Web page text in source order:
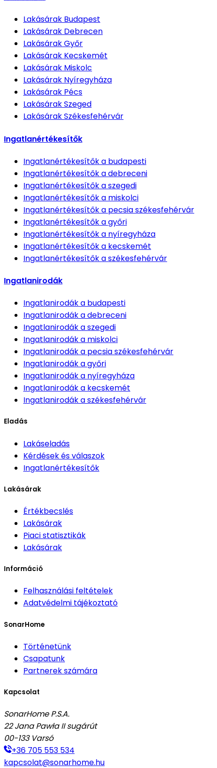
Lakásárak Budapest
Lakásárak Debrecen
LakásárakGyőr
Lakásárak Kecskemét
Lakásárak Miskolc
Lakásárak Nyíregyháza
Lakásárak Pécs
LakásárakSzeged
LakásárakSzékesfehérvár
Ingatlanértékesítők
Ingatlanértékesítőka budapesti
Ingatlanértékesítőka debreceni
Ingatlanértékesítőka szegedi
Ingatlanértékesítőka miskolci
Ingatlanértékesítőka pecsia székesfehérvár
Ingatlanértékesítőka győri
Ingatlanértékesítőka nyíregyháza
Ingatlanértékesítőka kecskemét
Ingatlanértékesítőka székesfehérvár
Ingatlanirodák
Ingatlanirodáka budapesti
Ingatlanirodáka debreceni
Ingatlanirodáka szegedi
Ingatlanirodáka miskolci
Ingatlanirodáka pecsia székesfehérvár
Ingatlanirodáka győri
Ingatlanirodáka nyíregyháza
Ingatlanirodáka kecskemét
Ingatlanirodáka székesfehérvár
Eladás
Lakáseladás
Kérdések és válaszok
Ingatlanértékesítők
Lakásárak
Értékbecslés
Lakásárak
Piaci statisztikák
Lakásárak
Információ
Felhasználási feltételek
Adatvédelmi tájékoztató
SonarHome
Történetünk
Csapatunk
Partnerek számára
Kapcsolat
SonarHome P.S.A.
22 Jana Pawła II sugárút
00-133 Varsó
+36 705 553 534
kapcsolat@sonarhome.hu